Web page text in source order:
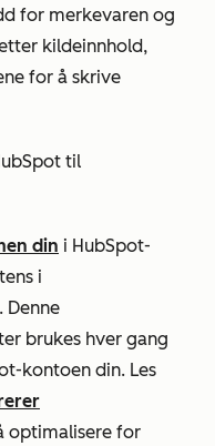
for merkevaren og
kildeinnhold,
for å skrive
til
din i HubSpot-
i
Denne
brukes hver gang
kontoen din. Les
optimalisere for